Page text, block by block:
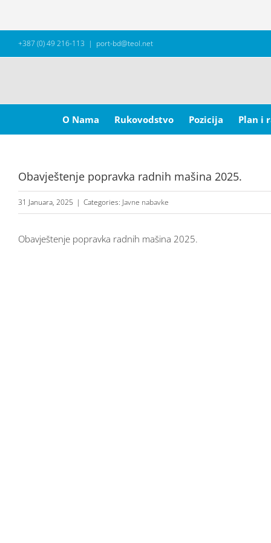
+387 (0) 49 216-113 | port-bd@teol.net
for:
O Nama
Rukovodstvo Pozicija Plan i
Obavještenje popravka radnih mašina 2025.
31 Januara, 2025 | Categories: Javne nabavke
Obavještenje popravka radnih mašina 2025.